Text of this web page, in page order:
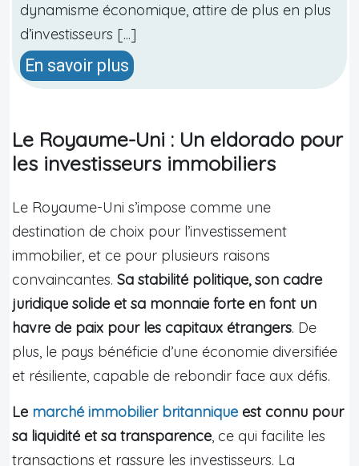
dynamisme économique, attire de plus en plus
d’investisseurs [...]
En savoir plus
Le Royaume-Uni : Un eldorado pour
les investisseurs immobiliers
Le Royaume-Uni s’impose comme une
destination de choix pour l’investissement
immobilier, et ce pour plusieurs raisons
convaincantes. Sa stabilité politique, son cadre
juridique solide et sa monnaie forte en font un
havre de paix pour les capitaux étrangers. De
plus, le pays bénéficie d’une économie diversifiée
et résiliente, capable de rebondir face aux défis.
Le marché immobilier britannique est connu pour
sa liquidité et sa transparence, ce qui facilite les
transactions et rassure les investisseurs. La